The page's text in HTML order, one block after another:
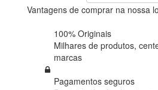
Vantagens de comprar na nossa
100% Originais
Milhares de produtos,
marcas
Pagamentos seguros